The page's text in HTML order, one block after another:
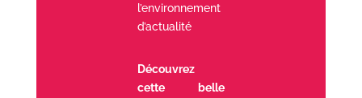
l’environnement
d’actualité
Découvrez
cette belle